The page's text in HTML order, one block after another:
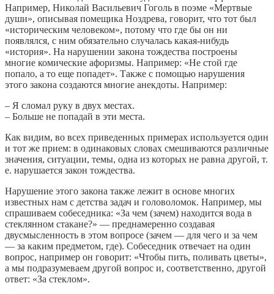
Например, Николай Bacильeвич Гоголь в поэме «Мертвые
души», описывая помещика Ноздрева, говорит, что тот был
«историческим человеком», потому что где бы он ни
появлялся, с ним обязательно случалась какая-нибудь
«история». На нарушении закона тождества построены
многие комические афоризмы. Например: «Не стой где
попало, а то еще попадет». Также с помощью нарушения
этого закона создаются многие анекдоты. Например:
– Я сломал руку в двух местах.
– Больше не попадай в эти места.
Как видим, во всех приведенных примерах используется один
и тот же прием: в одинаковых словах смешиваются различные
значения, ситуации, темы, одна из которых не равна другой, т.
е. нарушается закон тождества.
Нарушение этого закона также лежит в основе многих
известных нам с детства задач и головоломок. Например, мы
спрашиваем собеседника: «За чем (зачем) находится вода в
стеклянном стакане?» — преднамеренно создавая
двусмысленность в этом вопросе (зачем — для чего и за чем
— за каким предметом, где). Собеседник отвечает на один
вопрос, например он говорит: «Чтобы пить, поливать цветы»,
а мы подразумеваем другой вопрос и, соответственно, другой
ответ: «За стеклом».